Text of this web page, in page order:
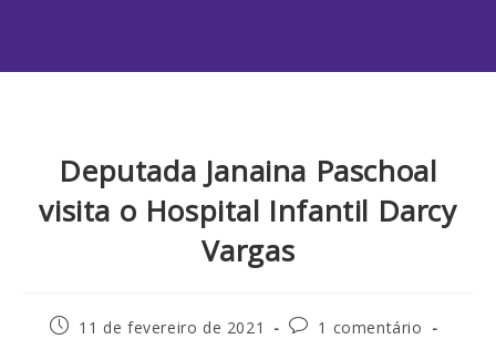
Deputada Janaina Paschoal
visita o Hospital Infantil Darcy
Vargas
11 de fevereiro de 2021
1 comentário